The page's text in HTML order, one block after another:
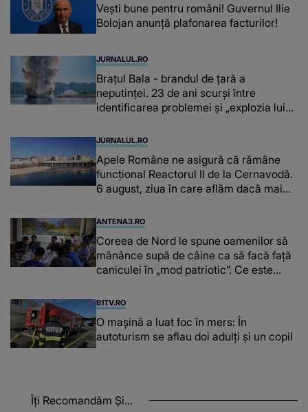
Vești bune pentru români! Guvernul Ilie
Bolojan anunță plafonarea facturilor!
JURNALUL.RO
Brațul Bala - brandul de țară a
neputinței. 23 de ani scurși între
identificarea problemei și „explozia lui
JURNALUL.RO
Apele Române ne asigură că rămâne
funcțional Reactorul II de la Cernavodă.
6 august, ziua în care aflăm dacă mai
ANTENA3.RO
Coreea de Nord le spune oamenilor să
mănânce supă de câine ca să facă față
caniculei în „mod patriotic”. Ce este
B1TV.RO
O maşină a luat foc în mers: În
autoturism se aflau doi adulți și un copil
Îți Recomandăm Și...